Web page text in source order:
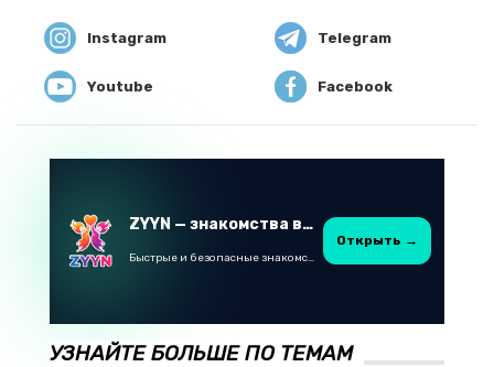
Instagram Telegram
Youtube Facebook
ZYYN — знакомства в Казахстане
Быстрые и безопасные знакомства в Telegram
Открыть →
УЗНАЙТЕ БОЛЬШЕ ПО ТЕМАМ